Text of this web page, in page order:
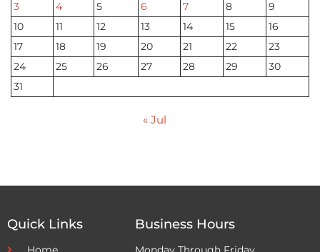
3
4 5 6 7 8
9
10
11 12 13 14 15
16
17
18 19 20 21 22
23
24
25 26 27 28 29
30
31
« Jul
Quick Links Business Hours